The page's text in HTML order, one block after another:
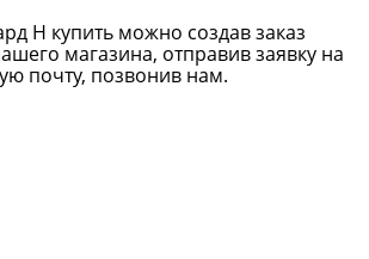
Н купить можно создав заказ
магазина, отправив заявку на
почту, позвонив нам.